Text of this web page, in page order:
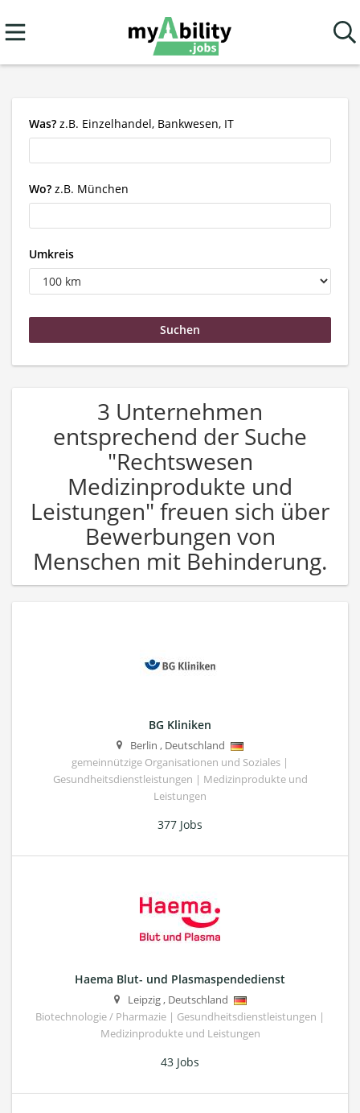
Was? z.B. Einzelhandel, Bankwesen, IT
Wo? z.B. München
Umkreis
3 Unternehmen
entsprechend der Suche
"Rechtswesen
Medizinprodukte und
Leistungen" freuen sich über
Bewerbungen von
Menschen mit Behinderung.
BG Kliniken
Berlin , Deutschland
gemeinnützige Organisationen und Soziales |
Gesundheitsdienstleistungen | Medizinprodukte und
Leistungen
377 Jobs
Haema Blut- und Plasmaspendedienst
Leipzig, Deutschland
Biotechnologie / Pharmazie | Gesundheitsdienstleistungen |
Medizinprodukte und Leistungen
43 Jobs